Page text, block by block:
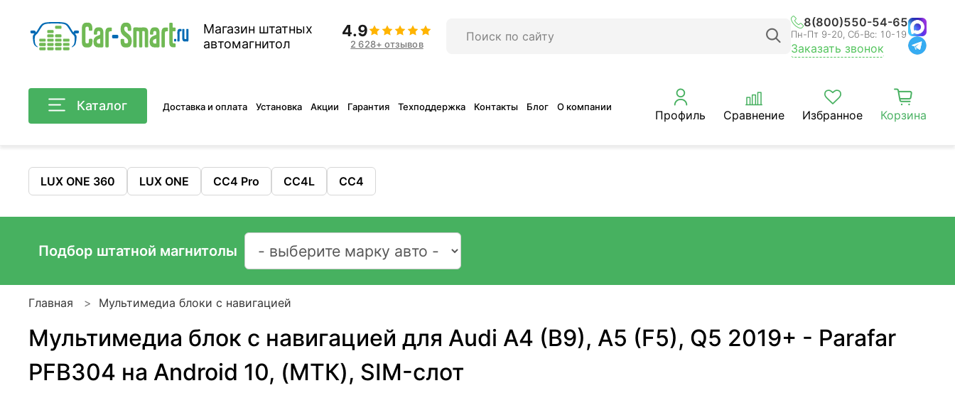
Магазин штатных
автомагнитол
4.9
2 628+ отзывов
8(800)550-54-65
Пн-Пт 9-20, Сб-Вс: 10-19
Заказать звонок
Каталог Доставка и оплата Установка Акции Гарантия Техподдержка Контакты Блог О компании
Профиль Сравнение Избранное Корзина
LUX ONE 360 LUX ONE CC4 Pro CC4L CC4
Подбор штатной магнитолы
Главная Мультимедиа блоки с навигацией
Мультимедиа блок с навигацией для Audi A4 (B9), A5 (F5), Q5 2019+ - Parafar
PFB304 на Android 10, (МТК), SIM-слот